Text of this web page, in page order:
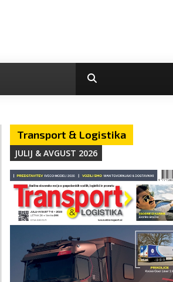
Transport & Logistika
JULIJ & AVGUST 2026